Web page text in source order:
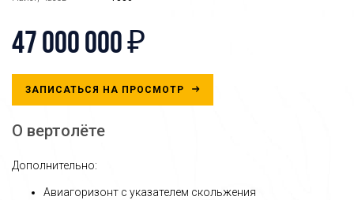
47 000 000 ₽
ЗАПИСАТЬСЯ НА ПРОСМОТР
О вертолёте
Дополнительно:
Авиагоризонт с указателем скольжения